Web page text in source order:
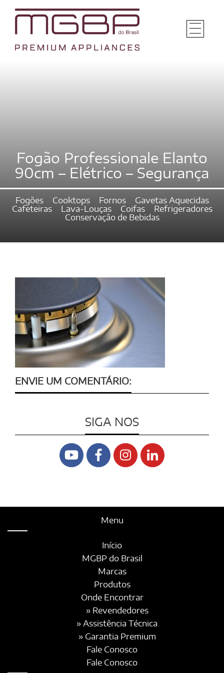
Fogão Professionale Elanto
90cm – Elétrico – Segurança
Fogões Cooktops Fornos
Gavetas Aquecidas
Cafeteiras
Lava-Louças Coifas
Refrigeradores
Conservação de Bebidas
ENVIE UM COMENTÁRIO:
SIGA NOS
Menu
Início
MGBP do Brasil
Marcas
Produtos
Onde Encontrar
» Revendedores
» Assistência Técnica
» Garantia Premium
Fale Conosco
Fale Conosco